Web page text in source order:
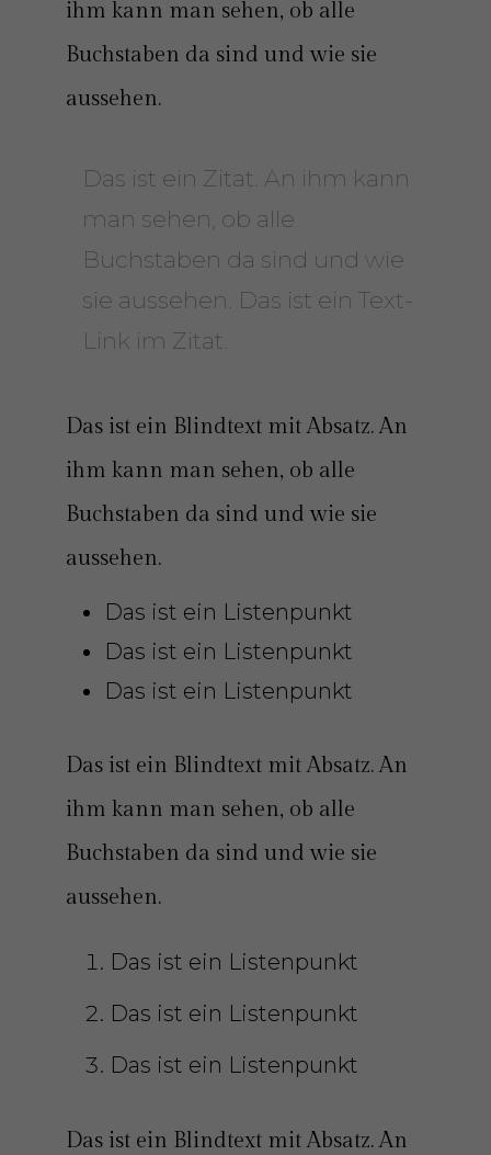
ihm kann man sehen, ob alle
Buchstaben da sind und wie sie
aussehen.
Das ist ein Zitat. An ihm kann
man sehen, ob alle
Buchstaben da sind und wie
sie aussehen. Das ist ein Text-
Link im Zitat.
Das ist ein Blindtext mit Absatz. An
ihm kann man sehen, ob alle
Buchstaben da sind und wie sie
aussehen.
Das ist ein Listenpunkt
Das ist ein Listenpunkt
Das ist ein Listenpunkt
Das ist ein Blindtext mit Absatz. An
ihm kann man sehen, ob alle
Buchstaben da sind und wie sie
aussehen.
Das ist ein Listenpunkt
Das ist ein Listenpunkt
Das ist ein Listenpunkt
Das ist ein Blindtext mit Absatz. An